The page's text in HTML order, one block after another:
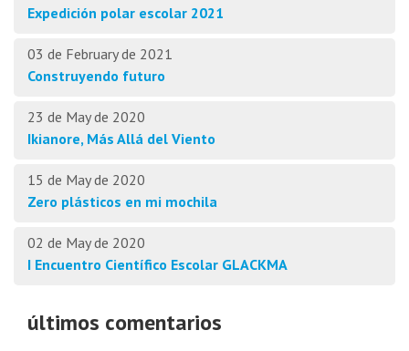
Expedición polar escolar 2021
03 de February de 2021
Construyendo futuro
23 de May de 2020
Ikianore, Más Allá del Viento
15 de May de 2020
Zero plásticos en mi mochila
02 de May de 2020
I Encuentro Científico Escolar GLACKMA
últimos comentarios